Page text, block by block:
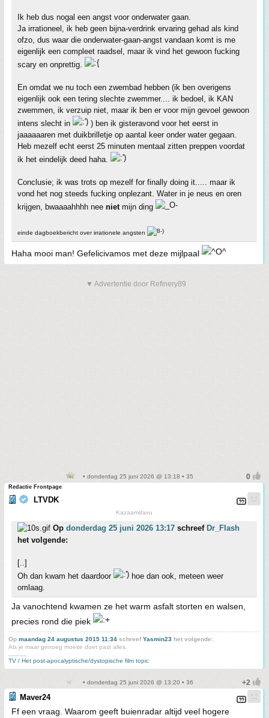
Ik heb dus nogal een angst voor onderwater gaan.
Ja irrationeel, ik heb geen bijna-verdrink ervaring gehad als kind
ofzo, dus waar die onderwater-gaan-angst vandaan komt is me
eigenlijk een compleet raadsel, maar ik vind het gewoon fucking
scary en onprettig.
En omdat we nu toch een zwembad hebben (ik ben overigens
eigenlijk ook een tering slechte zwemmer.... ik bedoel, ik KAN
zwemmen, ik verzuip niet, maar ik ben er voor mijn gevoel gewoon
intens slecht in
) ben ik gisteravond voor het eerst in
jaaaaaaren met duikbrilletje op aantal keer onder water gegaan.
Heb mezelf echt eerst 25 minuten mentaal zitten preppen voordat
ik het eindelijk deed haha.
Conclusie; ik was trots op mezelf for finally doing it..... maar ik
vond het nog steeds fucking onplezant. Water in je neus en oren
krijgen, bwaaaahhhh nee nietmijn ding
einde dagboekbericht over irrationele angsten
Haha mooi man! Gefelicivamos met deze mijlpaal
▼ Advertentie door Refinery89
• donderdag 25 juni 2026 @ 13:18 • 35
Redactie Frontpage
LTVDK
Kazaamdavu
Op donderdag 25 juni 2026 13:17 schreef Dr_Flash
het volgende:
[..]
Oh dan kwam het daardoor
hoe dan ook, meteen weer
omlaag.
Ja vanochtend kwamen ze het warm asfalt storten en walsen,
precies rond die piek
Op maandag 24 augustus 2015 11:34 schreefYasmin23 het volgende:
Als je maar genoeg moeite doet past alles.
TV / Het post-apocalyptische/dystopische film topic
• donderdag 25 juni 2026 @ 13:20 • 36
Maver24
Ff een vraag. Waarom geeft buienradar altijd veel hogere